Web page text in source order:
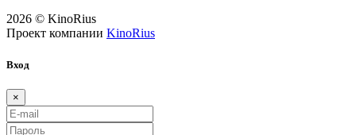
2026 © KinoRius
Проект компании KinoRius
Вход
×